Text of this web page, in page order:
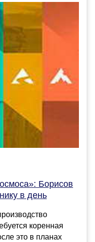
Борисов
в день
коренная
это в планах